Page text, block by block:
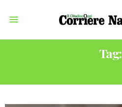
Tag: